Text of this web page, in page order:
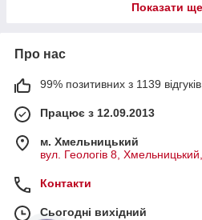
Показати ще
Про нас
99% позитивних з 1139 відгуків
Працює з 12.09.2013
м. Хмельницький
вул. Геологів 8,
Контакти
Сьогодні вихідний